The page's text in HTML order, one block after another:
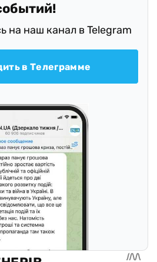
на наш канал в Telegram
в Телеграмме